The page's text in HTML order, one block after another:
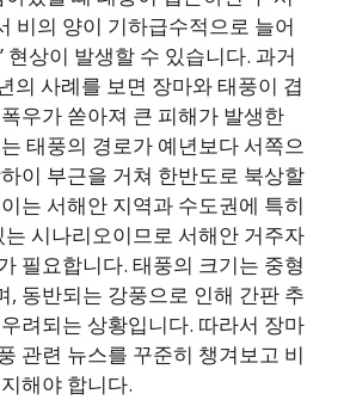
비의 양이 기하급수적으로 늘어
현상이 발생할 수 있습니다. 과거
의 사례를 보면 장마와 태풍이 겹
우가 쏟아져 큰 피해가 발생한
태풍의 경로가 예년보다 서쪽으
이 부근을 거쳐 한반도로 북상할
는 서해안 지역과 수도권에 특히
시나리오이므로 서해안 거주자
필요합니다. 태풍의 크기는 중형
, 동반되는 강풍으로 인해 간판 추
려되는 상황입니다. 따라서 장마
관련 뉴스를 꾸준히 챙겨보고 비
해야 합니다.